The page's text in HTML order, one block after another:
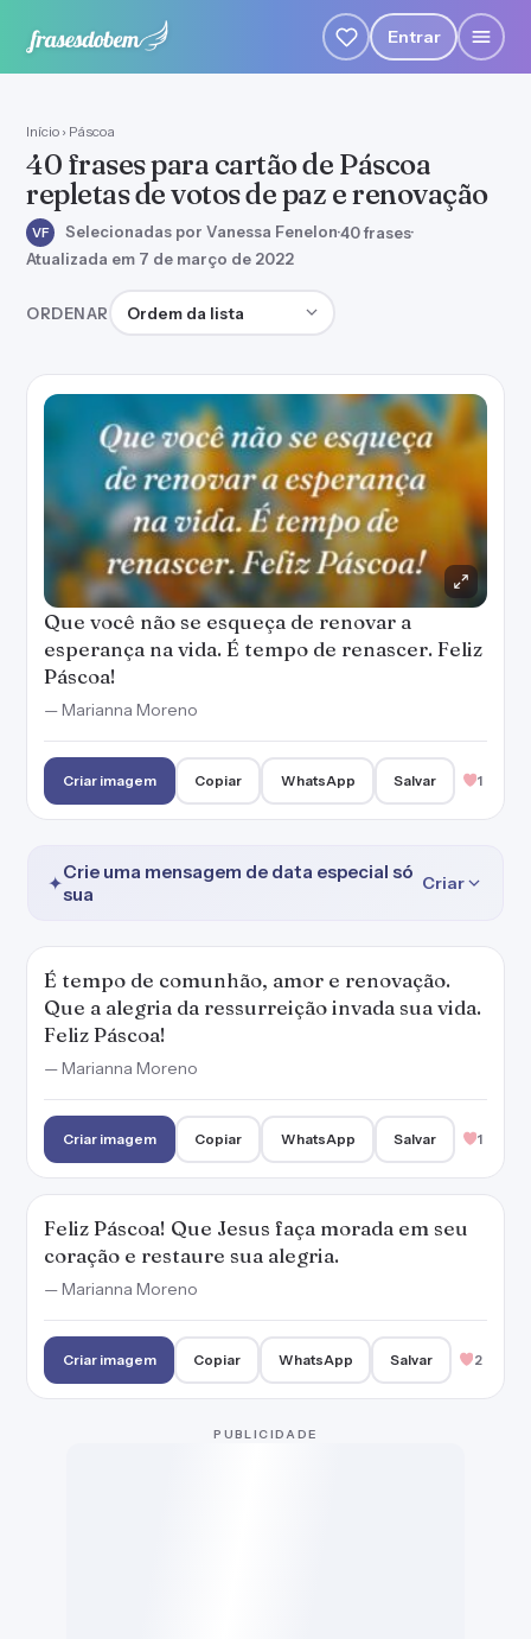
Entrar
Início › Páscoa
40 frases para cartão de Páscoa
repletas de votos de paz e renovação
VF Selecionadas por Vanessa Fenelon·40 frases·
Atualizada em 7 de março de 2022
ORDENAR Ordenar frases
Que você não se esqueça de renovar a
esperança na vida. É tempo de renascer. Feliz
Páscoa!
— Marianna Moreno
Criar imagem Copiar WhatsApp Salvar 1
✦Crie uma mensagem de data especial só
sua
Criar
É tempo de comunhão, amor e renovação.
Que a alegria da ressurreição invada sua vida.
Feliz Páscoa!
— Marianna Moreno
Criar imagem Copiar WhatsApp Salvar 1
Feliz Páscoa! Que Jesus faça morada em seu
coração e restaure sua alegria.
— Marianna Moreno
Criar imagem Copiar WhatsApp Salvar 2